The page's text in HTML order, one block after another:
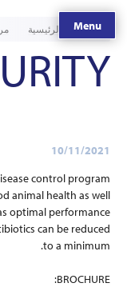
Menu
الصفحة الرئيسية
10/11/2021
control program.
animal health as well
optimal performance.
can be reduced
to a minimum.
BROCHURE: